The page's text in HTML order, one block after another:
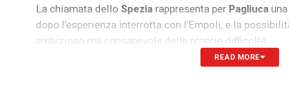
La chiamata dello Spezia rappresenta per Pagliuca
dopo l’esperienza interrotta con l’Empoli, e la
ambizioso ma consapevole delle proprie difficoltà.
D’Angelo lascia, Pagliuca raccoglie la sfida
READ MORE